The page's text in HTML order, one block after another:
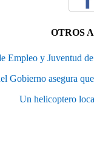
OTROS
Empleo y Juventud
Gobierno asegura
Un helicoptero